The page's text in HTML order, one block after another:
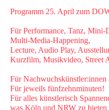
Programm 25. April zum
Für Performance, Tanz,
Multi-Media-Happening,
Lecture, Audio Play,
Kurzfilm, Musikvideo, Street
Für
Für jeweils fünfzehnminuten!
Für alles künstlerisch
was Köln und NRW zu bieten